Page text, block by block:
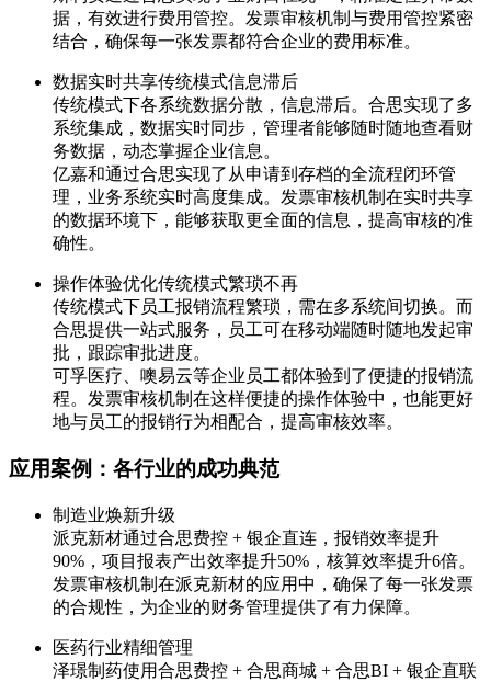
据，有效进行费用管控。发票审核机制与费用管控紧密
结合，确保每一张发票都符合企业的费用标准。
数据实时共享传统模式信息滞后
传统模式下各系统数据分散，信息滞后。合思实现了多
系统集成，数据实时同步，管理者能够随时随地查看财
务数据，动态掌握企业信息。
亿嘉和通过合思实现了从申请到存档的全流程闭环管
理，业务系统实时高度集成。发票审核机制在实时共享
的数据环境下，能够获取更全面的信息，提高审核的准
确性。
操作体验优化传统模式繁琐不再
传统模式下员工报销流程繁琐，需在多系统间切换。而
合思提供一站式服务，员工可在移动端随时随地发起审
批，跟踪审批进度。
可孚医疗、噢易云等企业员工都体验到了便捷的报销流
程。发票审核机制在这样便捷的操作体验中，也能更好
地与员工的报销行为相配合，提高审核效率。
应用案例：各行业的成功典范
制造业焕新升级
派克新材通过合思费控 + 银企直连，报销效率提升
90%，项目报表产出效率提升50%，核算效率提升6倍。
发票审核机制在派克新材的应用中，确保了每一张发票
的合规性，为企业的财务管理提供了有力保障。
医药行业精细管理
泽璟制药使用合思费控 + 合思商城 + 合思BI + 银企直联